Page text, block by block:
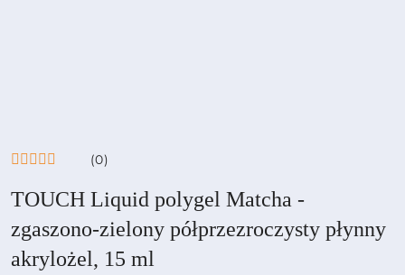
(0)
TOUCH Liquid polygel Matcha -
zgaszono-zielony półprzezroczysty płynny
akrylożel, 15 ml